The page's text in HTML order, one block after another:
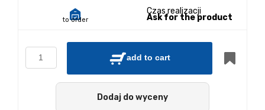
to order
Czas realizacji
Ask for the product
add to cart
Dodaj do wyceny